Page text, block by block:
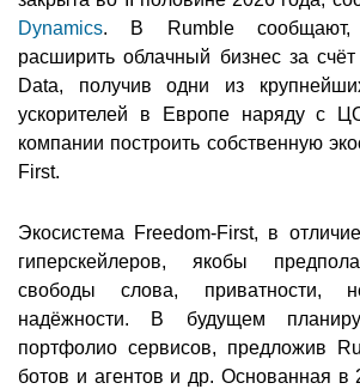
Dynamics. В Rumble сообщают,
расширить облачный бизнес за
Data, получив одни из
ускорителей в Европе наряду с
компании построить собственную
First.
Экосистема Freedom-First, в
гиперскейлеров, якобы
свободы слова, приватности,
надёжности. В будущем
портфолио сервисов, предложив
ботов и агентов и др. Основанная в